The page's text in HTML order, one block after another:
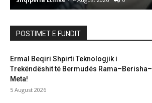
POSTIMET E FUNDIT
Ermal Beqiri Shpirti Teknologjik i
Trekëndëshit të Bermudës Rama–Berisha–
Meta!
5 August 2026